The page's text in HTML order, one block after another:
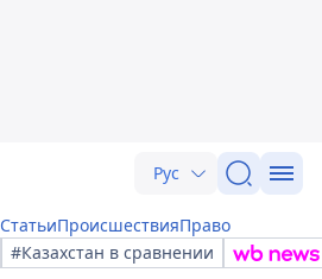
Рус
СтатьиПроисшествияПраво
#Казахстан в сравнении